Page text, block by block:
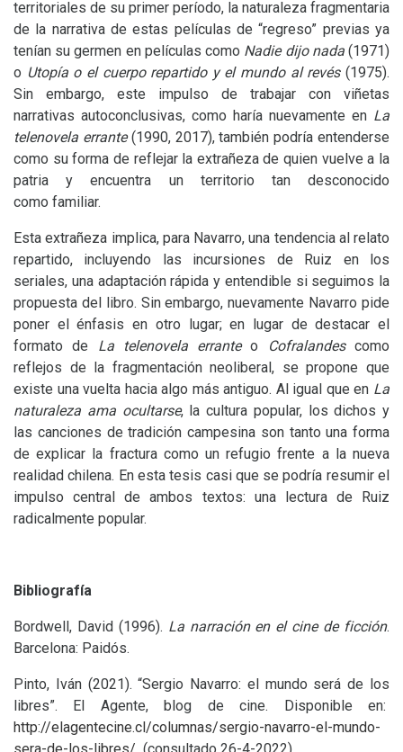
territoriales de su primer período, la naturaleza fragmentaria
de la narrativa de estas películas de “regreso” previas ya
tenían su germen en películas como Nadie dijo nada(1971)
o Utopía o el cuerpo repartido y el mundo al revés(1975).
Sin embargo, este impulso de trabajar con viñetas
narrativas autoconclusivas, como haría nuevamente en La
telenovela errante(1990, 2017), también podría entenderse
como su forma de reflejar la extrañeza de quien vuelve a la
patria y encuentra un territorio tan desconocido
como familiar.
Esta extrañeza implica, para Navarro, una tendencia al relato
repartido, incluyendo las incursiones de Ruiz en los
seriales, una adaptación rápida y entendible si seguimos la
propuesta del libro. Sin embargo, nuevamente Navarro pide
poner el énfasis en otro lugar; en lugar de destacar el
formato de La telenovela erranteo Cofralandescomo
reflejos de la fragmentación neoliberal, se propone que
existe una vuelta hacia algo más antiguo. Al igual que en La
naturaleza ama ocultarse, la cultura popular, los dichos y
las canciones de tradición campesina son tanto una forma
de explicar la fractura como un refugio frente a la nueva
realidad chilena. En esta tesis casi que se podría resumir el
impulso central de ambos textos: una lectura de Ruiz
radicalmente popular.
Bibliografía
Bordwell, David (1996). La narración en el cine de ficción.
Barcelona: Paidós.
Pinto, Iván (2021). “Sergio Navarro: el mundo será de los
libres”. El Agente, blog de cine. Disponible en:
http://elagentecine.cl/columnas/sergio-navarro-el-mundo-